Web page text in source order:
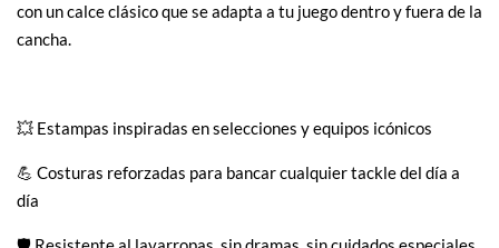
con un calce clásico que se adapta a tu juego dentro y fuera de la
cancha.
💥 Estampas inspiradas en selecciones y equipos icónicos
💪 Costuras reforzadas para bancar cualquier tackle del día a
día